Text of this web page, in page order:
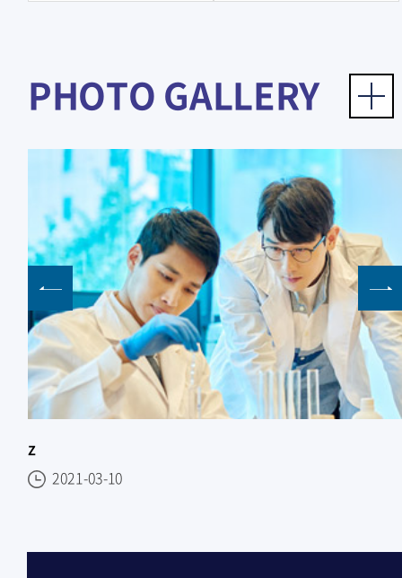
PHOTO GALLERY
z
2021-03-10